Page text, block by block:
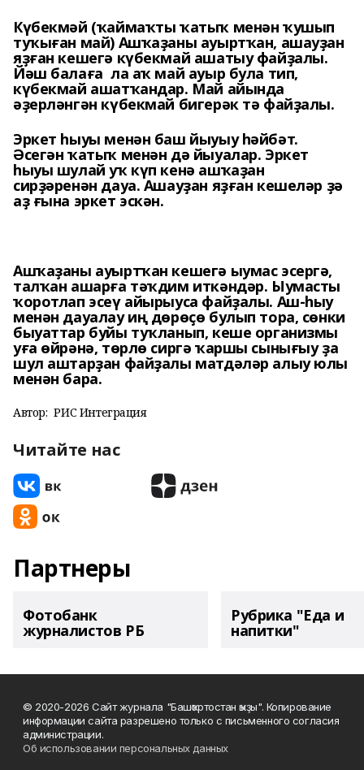
Күбекмәй (ҡаймаҡты ҡатыҡ менән ҡушып
туҡыған май) Ашҡаҙаны ауыртҡан, ашауҙан
яҙған кешегә күбекмай ашатыу файҙалы.
Йәш балаға ла аҡ май ауыр була тип,
күбекмай ашатҡандар. Май айында
әҙерләнгән күбекмай бигерәк тә файҙалы.
Эркет һыуы менән баш йыуыу һәйбәт.
Әсегән ҡатыҡ менән дә йыуалар. Эркет
һыуы шулай уҡ күп кенә ашҡаҙан
сирҙәренән дауа. Ашауҙан яҙған кешеләр ҙә
аҙ ғына эркет эскән.
Ашҡаҙаны ауыртҡан кешегә ыумас эсергә,
талҡан ашарға тәҡдим иткәндәр. Ыумасты
ҡоротлап эсеү айырыуса файҙалы. Аш-һыу
менән дауалау иң дөрөҫө булып тора, сөнки
быуаттар буйы туҡланып, кеше организмы
уға өйрәнә, төрлө сиргә ҡаршы сынығыу ҙа
шул аштарҙан файҙалы матдәләр алыу юлы
менән бара.
Автор: РИС Интеграция
Читайте нас
Партнеры
Фотобанк
журналистов РБ
Рубрика "Еда и
напитки"
© 2020-2026 Сайт журнала "Башҡортостан ҡыҙы". Копирование
информации сайта разрешено только с письменного согласия
администрации.
Об использовании персональных данных